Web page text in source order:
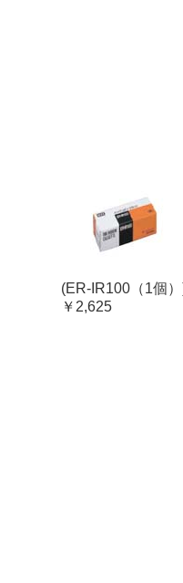
(ER-IR100（1個
￥2,625